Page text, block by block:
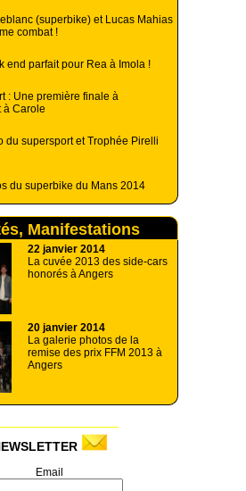
(superbike) et Lucas Mahias
combat !
end parfait pour Rea à Imola !
: Une première finale à
à Carole
du supersport et Trophée Pirelli
du superbike du Mans 2014
Manifestations
22 janvier 2014
La cuvée 2013 des side-cars
honorés à Angers
20 janvier 2014
La galerie photos de la
remise des prix FFM 2013 à
Angers
Email